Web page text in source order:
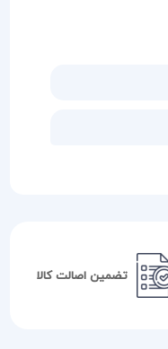
تضمین اصالت کالا